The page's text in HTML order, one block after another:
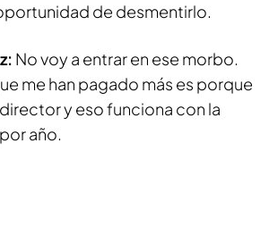
de desmentirlo.
No voy a entrar en ese morbo.
me han pagado más es porque
y eso funciona con la
año.